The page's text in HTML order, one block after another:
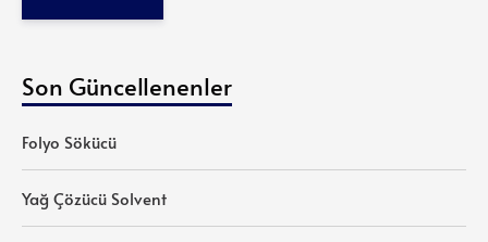
Son Güncellenenler
Folyo Sökücü
Yağ Çözücü Solvent